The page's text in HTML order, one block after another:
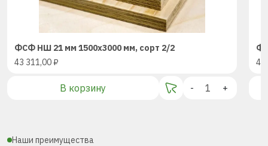
ФСФ НШ 21 мм 1500х3000 мм, сорт 2/2
43 311,00₽
В корзину - +
43
Наши преимущества